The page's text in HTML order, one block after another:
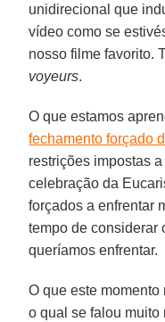
unidirecional que
vídeo como se
nosso filme favorito.
voyeurs.
O que estamos
fechamento forçado
restrições impostas
celebração da
forçados a enfrentar
tempo de considerar
queríamos enfrentar.
O que este
o qual se falou muito